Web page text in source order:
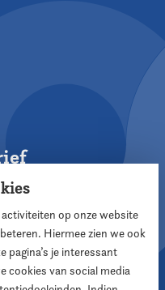
op onze website
Hiermee zien we ook
pagina’s je interessant
cookies van social media